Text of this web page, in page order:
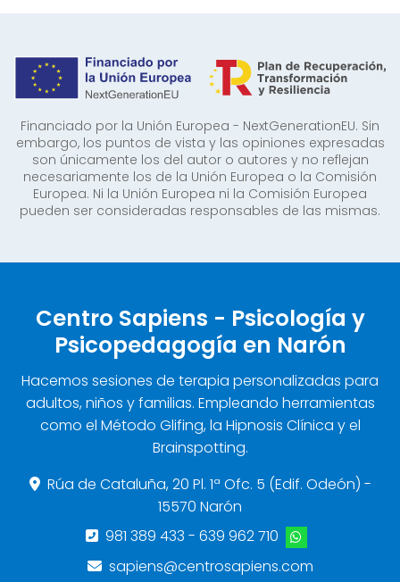
Financiado por la Unión Europea - NextGenerationEU. Sin
embargo, los puntos de vista y las opiniones expresadas
son únicamente los del autor o autores y no reflejan
necesariamente los de la Unión Europea o la Comisión
Europea. Ni la Unión Europea ni la Comisión Europea
pueden ser consideradas responsables de las mismas.
Centro Sapiens - Psicología y
Psicopedagogía en Narón
Hacemos sesiones de terapia personalizadas para
adultos, niños y familias. Empleando herramientas
como el Método Glifing, la Hipnosis Clínica y el
Brainspotting.
Rúa de Cataluña, 20 Pl. 1ª Ofc. 5 (Edif. Odeón) -
15570 Narón
981 389 433 - 639 962 710
sapiens@centrosapiens.com